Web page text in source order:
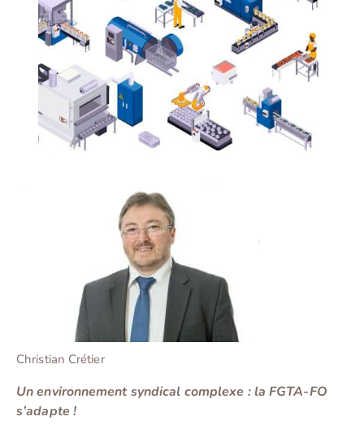
Christian Crétier
Un environnement syndical complexe : la FGTA-FO
s’adapte !